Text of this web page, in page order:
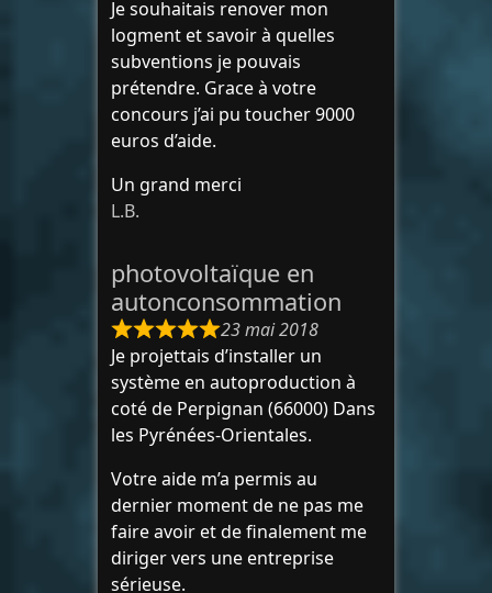
Je souhaitais renover mon
logment et savoir à quelles
subventions je pouvais
prétendre. Grace à votre
concours j’ai pu toucher 9000
euros d’aide.
Un grand merci
L.B.
photovoltaïque en
autonconsommation
23 mai 2018
Je projettais d’installer un
système en autoproduction à
coté de Perpignan (66000) Dans
les Pyrénées-Orientales.
Votre aide m’a permis au
dernier moment de ne pas me
faire avoir et de finalement me
diriger vers une entreprise
sérieuse.